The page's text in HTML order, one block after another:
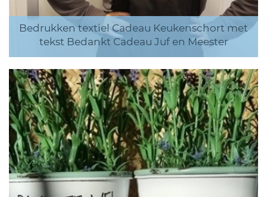
Bedrukken textiel Cadeau Keukenschort met
tekst Bedankt Cadeau Juf en Meester